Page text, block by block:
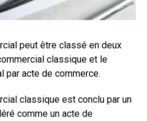
peut être classé en deux
classique et le
par acte de commerce.
classique est conclu par un
comme un acte de